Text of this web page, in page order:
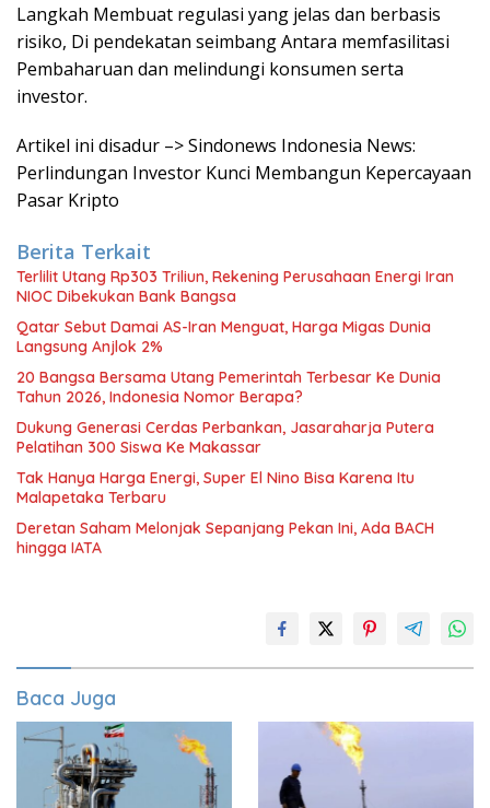
Langkah Membuat regulasi yang jelas dan berbasis
risiko, Di pendekatan seimbang Antara memfasilitasi
Pembaharuan dan melindungi konsumen serta
investor.
Artikel ini disadur –> Sindonews Indonesia News:
Perlindungan Investor Kunci Membangun Kepercayaan
Pasar Kripto
Berita Terkait
Terlilit Utang Rp303 Triliun, Rekening Perusahaan Energi Iran
NIOC Dibekukan Bank Bangsa
Qatar Sebut Damai AS-Iran Menguat, Harga Migas Dunia
Langsung Anjlok 2%
20 Bangsa Bersama Utang Pemerintah Terbesar Ke Dunia
Tahun 2026, Indonesia Nomor Berapa?
Dukung Generasi Cerdas Perbankan, Jasaraharja Putera
Pelatihan 300 Siswa Ke Makassar
Tak Hanya Harga Energi, Super El Nino Bisa Karena Itu
Malapetaka Terbaru
Deretan Saham Melonjak Sepanjang Pekan Ini, Ada BACH
hingga IATA
Baca Juga